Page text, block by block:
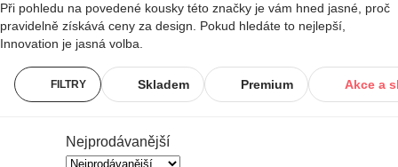
Při pohledu na povedené kousky této značky je vám hned jasné, proč
pravidelně získává ceny za design. Pokud hledáte to nejlepší,
Innovation je jasná volba.
FILTRY Skladem Premium Akce a
Nejprodávanější